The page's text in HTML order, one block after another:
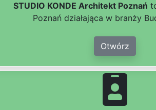
STUDIO KONDE Architekt Poznań
Poznań działająca w branży
Otwórz